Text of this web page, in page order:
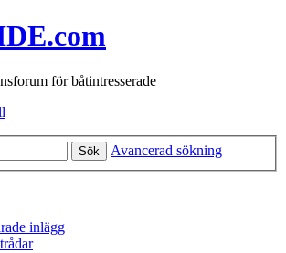
för båtintresserade
Sök Avancerad sökning
inlägg